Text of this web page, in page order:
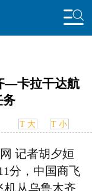
国际
舆情
—卡拉干达航
务
T 大 T 小
记者胡夕姮
分，中国商飞
机从乌鲁木齐